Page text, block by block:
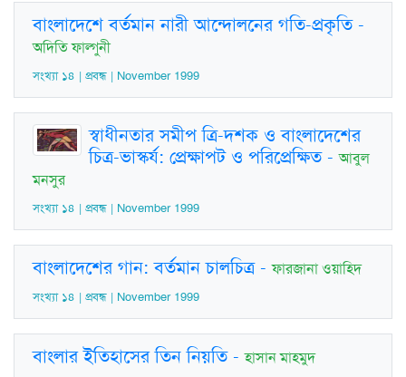
বাংলাদেশে বর্তমান নারী আন্দোলনের গতি-প্রকৃতি-
অদিতি ফাল্গুনী
সংখ্যা ১৪ | প্রবন্ধ | November 1999
স্বাধীনতার সমীপ ত্রি-দশক ও বাংলাদেশের
চিত্র-ভাস্কর্য: প্রেক্ষাপট ও পরিপ্রেক্ষিত-আবুল
মনসুর
সংখ্যা ১৪ | প্রবন্ধ | November 1999
বাংলাদেশের গান: বর্তমান চালচিত্র-ফারজানা ওয়াহিদ
সংখ্যা ১৪ | প্রবন্ধ | November 1999
বাংলার ইতিহাসের তিন নিয়তি-হাসান মাহমুদ